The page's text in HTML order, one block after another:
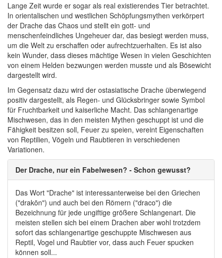
Lange Zeit wurde er sogar als real existierendes Tier betrachtet.
In orientalischen und westlichen Schöpfungsmythen verkörpert
der Drache das Chaos und stellt ein gott- und
menschenfeindliches Ungeheuer dar, das besiegt werden muss,
um die Welt zu erschaffen oder aufrechtzuerhalten. Es ist also
kein Wunder, dass dieses mächtige Wesen in vielen Geschichten
von einem Helden bezwungen werden musste und als Bösewicht
dargestellt wird.
Im Gegensatz dazu wird der ostasiatische Drache überwiegend
positiv dargestellt, als Regen- und Glücksbringer sowie Symbol
für Fruchtbarkeit und kaiserliche Macht. Das schlangenartige
Mischwesen, das in den meisten Mythen geschuppt ist und die
Fähigkeit besitzen soll, Feuer zu speien, vereint Eigenschaften
von Reptilien, Vögeln und Raubtieren in verschiedenen
Variationen.
Der Drache, nur ein Fabelwesen? - Schon gewusst?
Das Wort "Drache" ist interessanterweise bei den Griechen
("drakōn") und auch bei den Römern ("draco") die
Bezeichnung für jede ungiftige größere Schlangenart. Die
meisten stellen sich bei einem Drachen aber wohl trotzdem
sofort das schlangenartige geschuppte Mischwesen aus
Reptil, Vogel und Raubtier vor, dass auch Feuer spucken
können soll...